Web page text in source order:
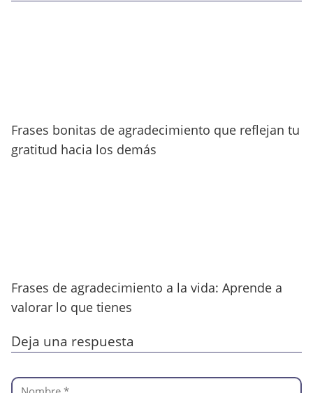
Frases bonitas de agradecimiento que reflejan tu
gratitud hacia los demás
Frases de agradecimiento a la vida: Aprende a
valorar lo que tienes
Deja una respuesta